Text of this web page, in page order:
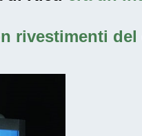
rivestimenti del